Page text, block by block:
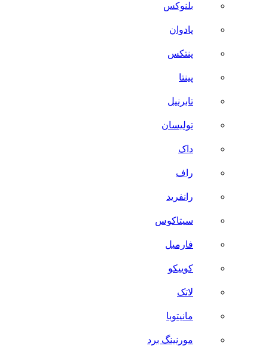
بلنوکس
پادوان
پنتکس
پینتا
تابرنیل
تولیسان
داک
راف
رانفرید
سیتاکوس
فارمیل
کوییکو
لاتک
مانیتوبا
مورنینگ برد